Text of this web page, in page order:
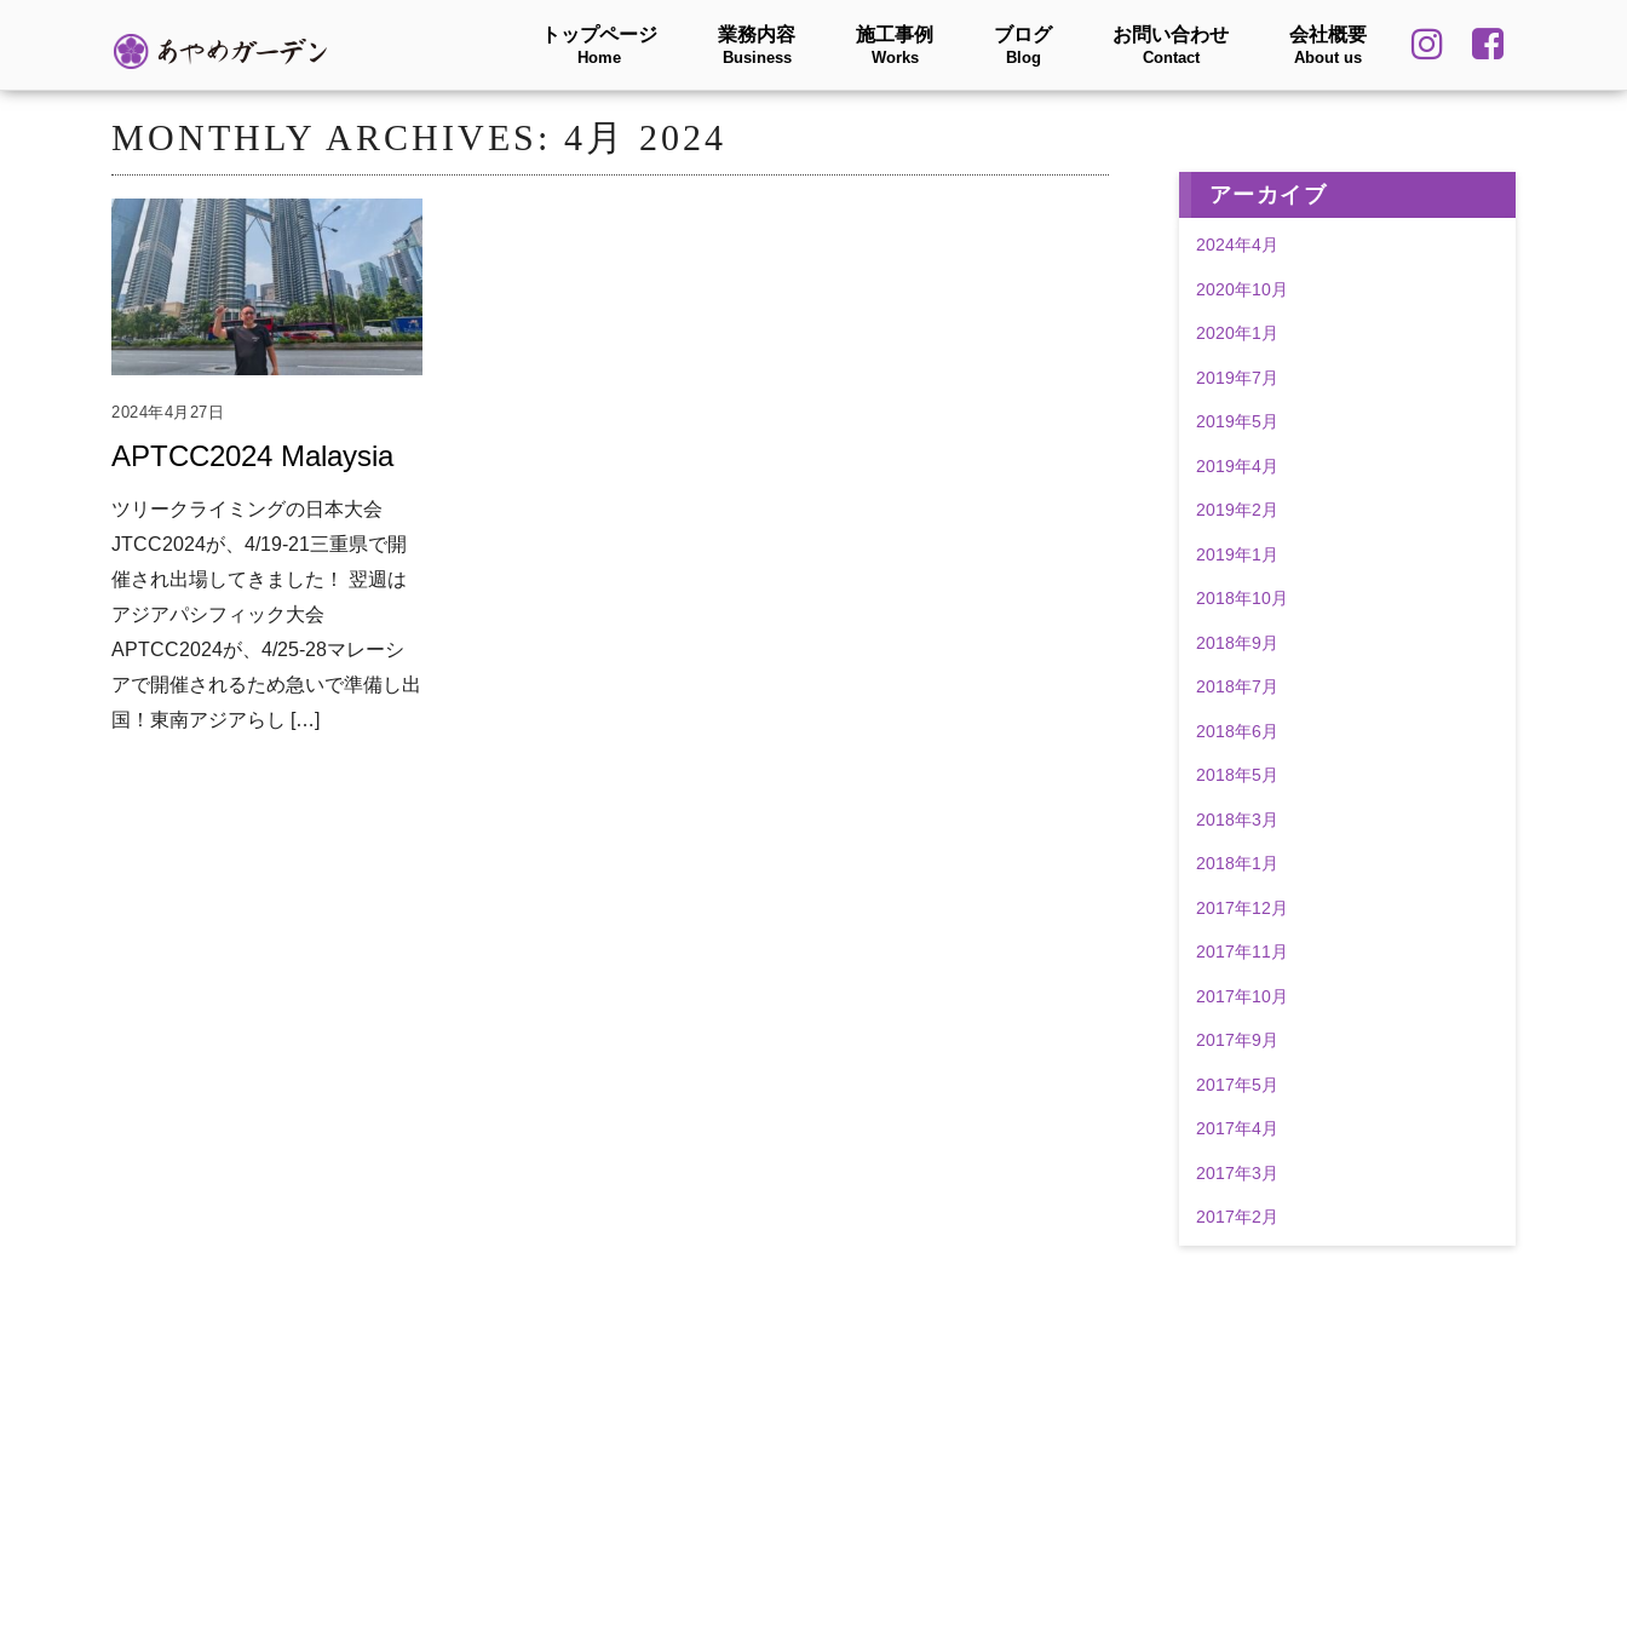
トップページ
Home
業務内容
Business
施工事例
Works
ブログ
Blog
お問い合わせ
Contact
会社概要
About us
MONTHLY ARCHIVES: 4月 2024
2024年4月27日
APTCC2024 Malaysia
ツリークライミングの日本大会
JTCC2024が、4/19-21三重県で開
催され出場してきました！ 翌週は
アジアパシフィック大会
APTCC2024が、4/25-28マレーシ
アで開催されるため急いで準備し出
国！東南アジアらし […]
アーカイブ
2024年4月
2020年10月
2020年1月
2019年7月
2019年5月
2019年4月
2019年2月
2019年1月
2018年10月
2018年9月
2018年7月
2018年6月
2018年5月
2018年3月
2018年1月
2017年12月
2017年11月
2017年10月
2017年9月
2017年5月
2017年4月
2017年3月
2017年2月